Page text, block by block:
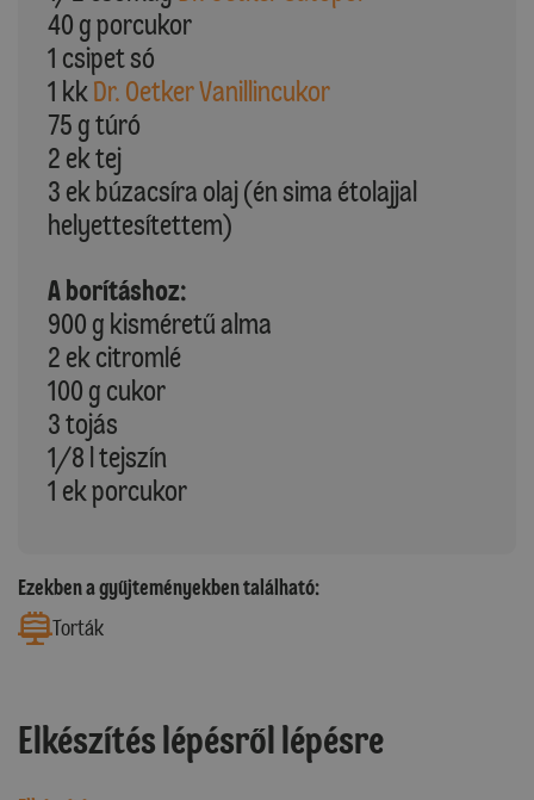
40 g porcukor
1 csipet só
1 kk Dr. Oetker Vanillincukor
75 g túró
2 ek tej
3 ek búzacsíra olaj (én sima étolajjal
helyettesítettem)
A borításhoz:
900 g kisméretű alma
2 ek citromlé
100 g cukor
3 tojás
1/8 l tejszín
1 ek porcukor
Ezekben a gyűjteményekben található:
Torták
Elkészítés lépésről lépésre